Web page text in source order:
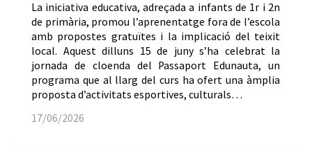
La iniciativa educativa, adreçada a infants de 1r i 2n
de primària, promou l’aprenentatge fora de l’escola
amb propostes gratuïtes i la implicació del teixit
local. Aquest dilluns 15 de juny s’ha celebrat la
jornada de cloenda del Passaport Edunauta, un
programa que al llarg del curs ha ofert una àmplia
proposta d’activitats esportives, culturals…
17/06/2026